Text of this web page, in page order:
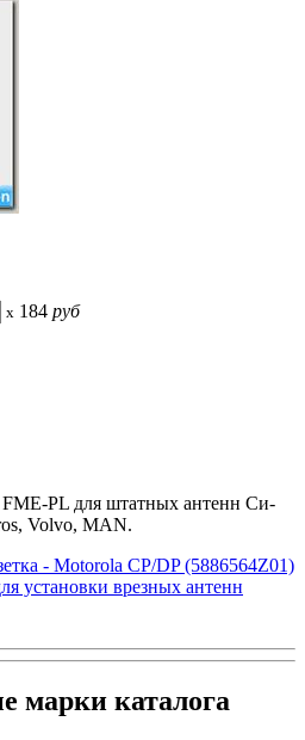
x 184 руб
PL для штатных антенн Си-
Volvo, MAN.
- Motorola CP/DP (5886564Z01)
установки врезных антенн
марки каталога